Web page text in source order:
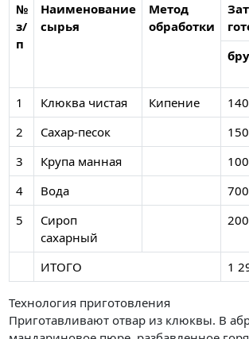
№
з/
п
Наименование
сырья
Метод
обработки
1
Клюква чистая Кипение 140
2
Сахар-песок 150
3
Крупа манная 100
4
Вода 700
5
Сироп
сахарный
200
ИТОГО 1
Технология приготовления
Приготавливают отвар из клюквы. В